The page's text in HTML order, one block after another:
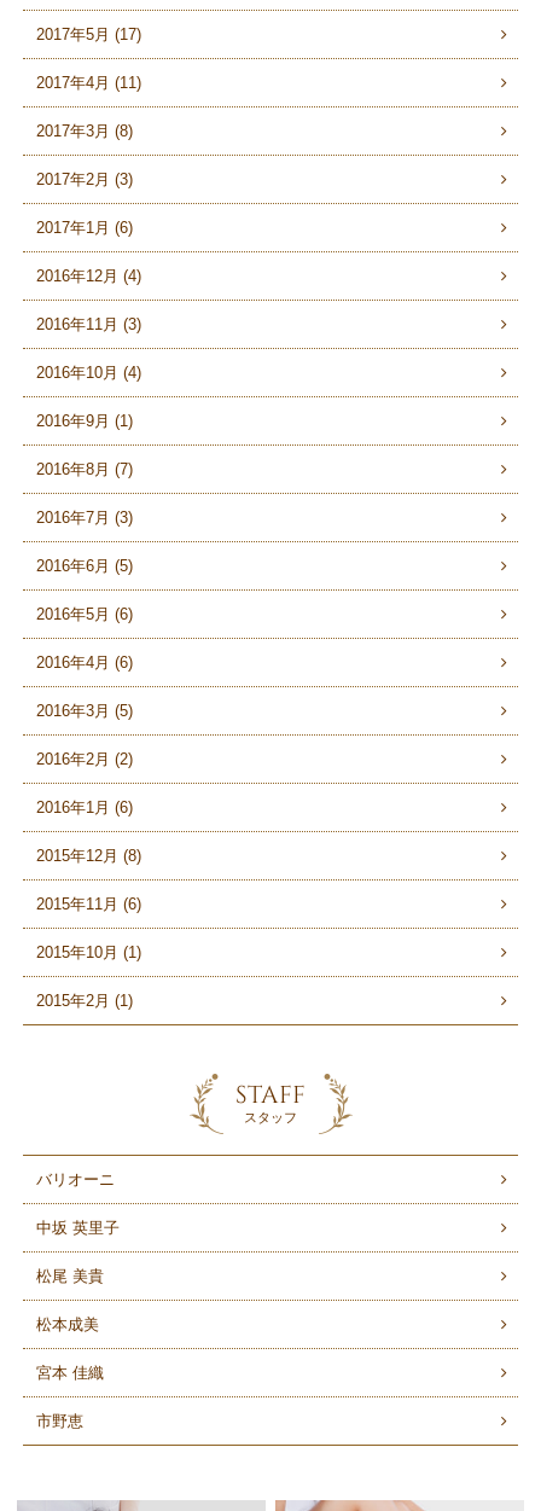
2017年5月 (17)
2017年4月 (11)
2017年3月 (8)
2017年2月 (3)
2017年1月 (6)
2016年12月 (4)
2016年11月 (3)
2016年10月 (4)
2016年9月 (1)
2016年8月 (7)
2016年7月 (3)
2016年6月 (5)
2016年5月 (6)
2016年4月 (6)
2016年3月 (5)
2016年2月 (2)
2016年1月 (6)
2015年12月 (8)
2015年11月 (6)
2015年10月 (1)
2015年2月 (1)
STAFF
スタッフ
バリオーニ
中坂 英里子
松尾 美貴
松本成美
宮本 佳織
市野恵